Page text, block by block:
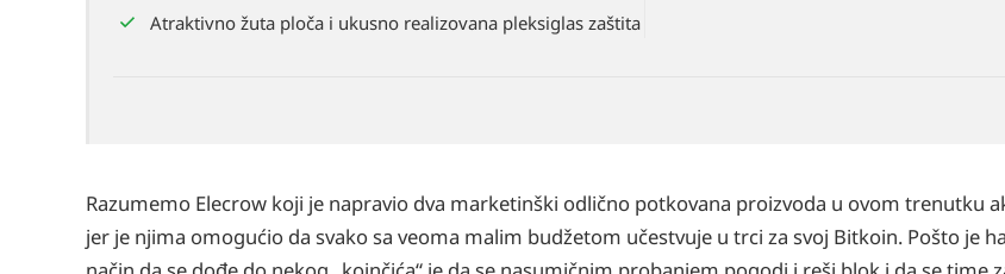
Atraktivno žuta ploča i ukusno realizovana pleksiglas zaštita
Razumemo Elecrow koji je napravio dva marketinški odlično potkovana proizvoda u ovom trenutku
jer je njima omogućio da svako sa veoma malim budžetom učestvuje u trci za svoj Bitkoin. Pošto je